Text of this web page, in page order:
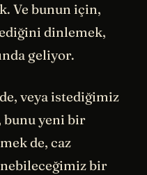
Ve bunun için,
dinlemek,
geliyor.
veya istediğimiz
yeni bir
de, caz
bir